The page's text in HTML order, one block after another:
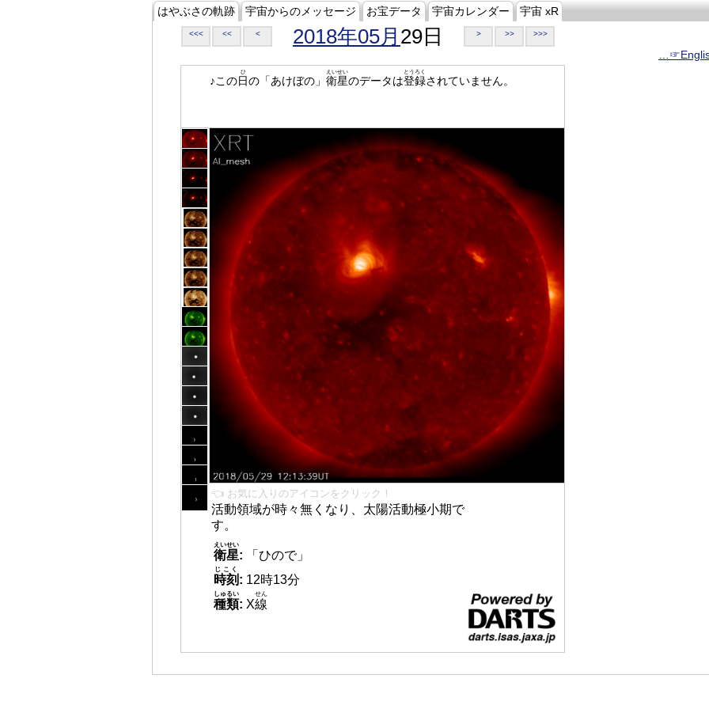
はやぶさの軌跡 宇宙からのメッセージ お宝データ 宇宙カレンダー 宇宙 xR
<<< << < 2018年05月 29日 > >> >>>
♪この日
ひ
の「あけぼの」 衛星
えいせい
のデータは登録
とうろく
されていません。
👈 お気に入りのアイコンをクリック！
活動領域が時々無くなり、太陽活動極小期で
す。
衛星
えいせい
:
「ひので」
時刻
じこく
: 12時13分
種類
しゅるい
: X線
せん